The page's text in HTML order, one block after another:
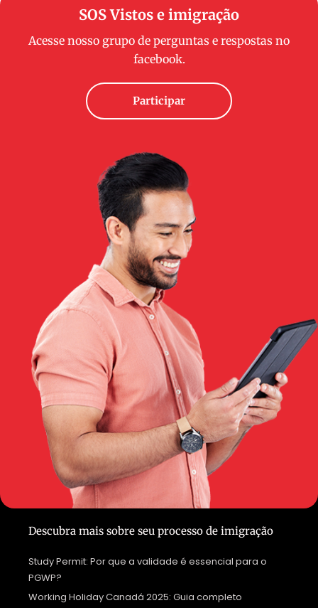
SOS Vistos e imigração
Acesse nosso grupo de perguntas e respostas no
facebook.
Participar
Descubra mais sobre seu processo de imigração
Study Permit: Por que a validade é essencial para o
PGWP?
Working Holiday Canadá 2025: Guia completo